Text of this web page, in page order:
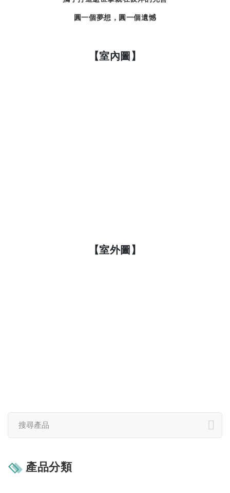
產品分類
圓一個夢想，圓一個遺憾
【室內圖】
【室外圖】